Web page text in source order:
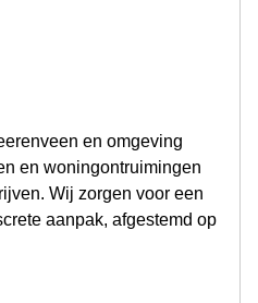
en omgeving
en woningontruimingen
Wij zorgen voor een
aanpak, afgestemd op